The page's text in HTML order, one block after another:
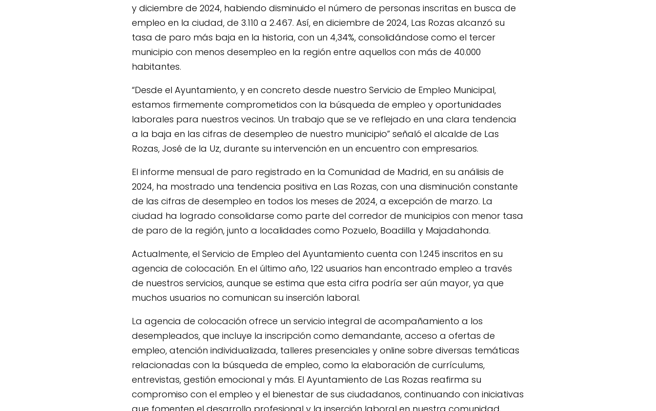
y diciembre de 2024, habiendo disminuido el número de personas inscritas en busca de
empleo en la ciudad, de 3.110 a 2.467. Así, en diciembre de 2024, Las Rozas alcanzó su
tasa de paro más baja en la historia, con un 4,34%, consolidándose como el tercer
municipio con menos desempleo en la región entre aquellos con más de 40.000
habitantes.
“Desde el Ayuntamiento, y en concreto desde nuestro Servicio de Empleo Municipal,
estamos firmemente comprometidos con la búsqueda de empleo y oportunidades
laborales para nuestros vecinos. Un trabajo que se ve reflejado en una clara tendencia
a la baja en las cifras de desempleo de nuestro municipio” señaló el alcalde de Las
Rozas, José de la Uz, durante su intervención en un encuentro con empresarios.
El informe mensual de paro registrado en la Comunidad de Madrid, en su análisis de
2024, ha mostrado una tendencia positiva en Las Rozas, con una disminución constante
de las cifras de desempleo en todos los meses de 2024, a excepción de marzo. La
ciudad ha logrado consolidarse como parte del corredor de municipios con menor tasa
de paro de la región, junto a localidades como Pozuelo, Boadilla y Majadahonda.
Actualmente, el Servicio de Empleo del Ayuntamiento cuenta con 1.245 inscritos en su
agencia de colocación. En el último año, 122 usuarios han encontrado empleo a través
de nuestros servicios, aunque se estima que esta cifra podría ser aún mayor, ya que
muchos usuarios no comunican su inserción laboral.
La agencia de colocación ofrece un servicio integral de acompañamiento a los
desempleados, que incluye la inscripción como demandante, acceso a ofertas de
empleo, atención individualizada, talleres presenciales y online sobre diversas temáticas
relacionadas con la búsqueda de empleo, como la elaboración de currículums,
entrevistas, gestión emocional y más. El Ayuntamiento de Las Rozas reafirma su
compromiso con el empleo y el bienestar de sus ciudadanos, continuando con iniciativas